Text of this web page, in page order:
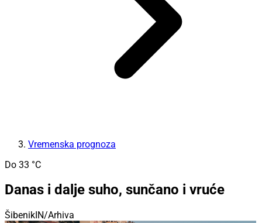
Vremenska prognoza
Do 33 °C
Danas i dalje suho, sunčano i vruće
ŠibenikIN/Arhiva